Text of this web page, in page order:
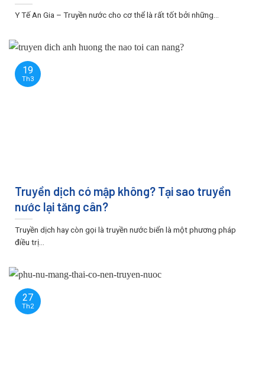
Y Tế An Gia – Truyền nước cho cơ thể là rất tốt bởi những...
Truyền dịch có mập không? Tại sao truyền
nước lại tăng cân?
Truyền dịch hay còn gọi là truyền nước biển là một phương pháp
điều trị...
19
Th3
27
Th2